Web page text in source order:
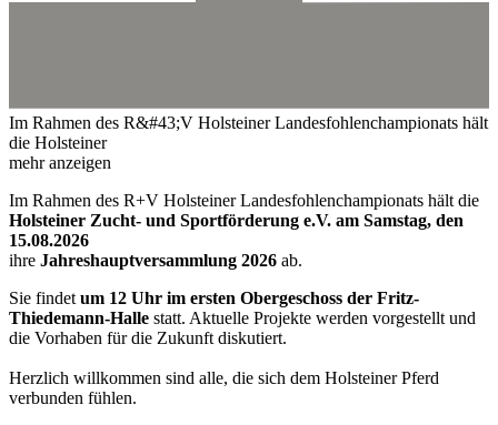
Im Rahmen des R&#43;V Holsteiner Landesfohlenchampionats hält
die Holsteiner
mehr anzeigen
Im Rahmen des R+V Holsteiner Landesfohlenchampionats hält die
Holsteiner Zucht- und Sportförderung e.V. am Samstag, den
15.08.2026
ihre Jahreshauptversammlung 2026 ab.
Sie findet um 12 Uhr im ersten Obergeschoss der Fritz-
Thiedemann-Halle statt. Aktuelle Projekte werden vorgestellt und
die Vorhaben für die Zukunft diskutiert.
Herzlich willkommen sind alle, die sich dem Holsteiner Pferd
verbunden fühlen.